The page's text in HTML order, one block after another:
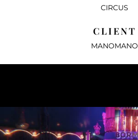
CIRCUS
CLIENT
MANOMANO